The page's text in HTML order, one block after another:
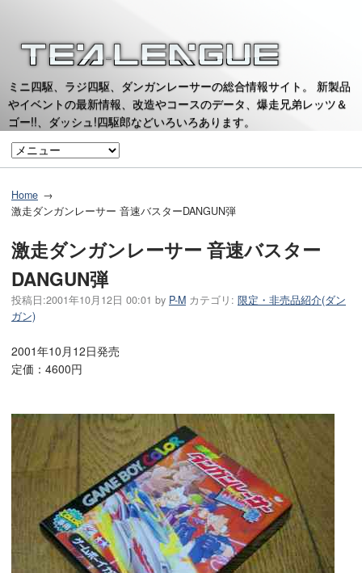
ミニ四駆、ラジ四駆、ダンガンレーサーの総合情報サイト。 新製品
やイベントの最新情報、改造やコースのデータ、爆走兄弟レッツ＆
ゴー!!、ダッシュ!四駆郎などいろいろあります。
Home
激走ダンガンレーサー 音速バスターDANGUN弾
激走ダンガンレーサー 音速バスター
DANGUN弾
投稿日:2001年10月12日 00:01 by P-M カテゴリ: 限定・非売品紹介(ダン
ガン)
2001年10月12日発売
定価：4600円